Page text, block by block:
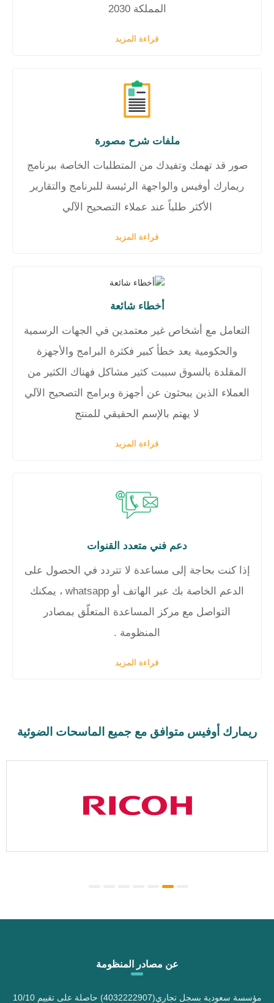
المملكة 2030
قراءة المزيد
ملفات شرح مصورة
صور قد تهمك وتفيدك من المتطلبات الخاصة ببرنامج
ريمارك أوفيس والواجهة الرئيسة للبرنامج والتقارير
الأكثر طلباً عند عملاء التصحيح الآلي
قراءة المزيد
أخطاء شائعة
التعامل مع أشخاص غير معتمدين في الجهات الرسمية
والحكومية يعد خطأ كبير فكثرة البرامج والأجهزة
المقلدة بالسوق سببت كثير مشاكل فهناك الكثير من
العملاء الذين يبحثون عن أجهزة وبرامج التصحيح الآلي
لا يهتم بالإسم الحقيقي للمنتج
قراءة المزيد
دعم فني متعدد القنوات
إذا كنت بحاجة إلى مساعدة لا تتردد في الحصول على
الدعم الخاصة بك عبر الهاتف أو whatsapp ، يمكنك
التواصل مع مركز المساعدة المتعلّق بمصادر
المنظومة .
قراءة المزيد
ريمارك أوفيس متوافق مع جميع الماسحات الضوئية
عن مصادر المنظومة
مؤسسة سعودية بسجل تجاري(4032222907) حاصلة على تقييم 10/10